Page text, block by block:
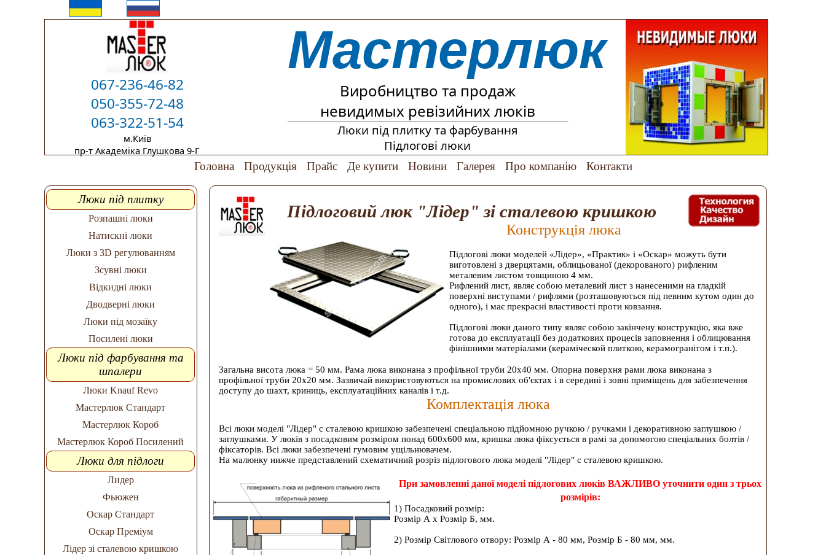
067-236-46-82
050-355-72-48
063-322-51-54
м.Київ
пр-т Академіка Глушкова 9-Г
Мастерлюк
Виробництво та продаж
невидимых ревізийних люків
Люки під плитку та фарбування
Підлогові люки
Головна Продукція Прайс Де купити Новини Галерея Про компанію Контакти
Люки під плитку
Розпашні люки
Натискні люки
Люки з 3D регулюванням
Зсувні люки
Відкидні люки
Дводверні люки
Люки під мозаїку
Посилені люки
Люки під фарбування та
шпалери
Люки Knauf Revo
Мастерлюк Стандарт
Мастерлюк Короб
Мастерлюк Короб Посилений
Люки для підлоги
Лидер
Фьюжен
Оскар Стандарт
Оскар Преміум
Лідер зі сталевою кришкою
Підлоговий люк "Лідер" зі сталевою кришкою
Конструкція люка
Підлогові люки моделей «Лідер», «Практик» і «Оскар» можуть бути
виготовлені з дверцятами, облицьованої (декорованого) рифленим
металевим листом товщиною 4 мм.
Рифлений лист, являє собою металевий лист з нанесеними на гладкій
поверхні виступами / рифлями (розташовуються під певним кутом один до
одного), і має прекрасні властивості проти ковзання.
Підлогові люки даного типу являє собою закінчену конструкцію, яка вже
готова до експлуатації без додаткових процесів заповнення і облицювання
фінішними матеріалами (кераміческой плиткою, керамогранітом і т.п.).
Загальна висота люка = 50 мм. Рама люка виконана з профільної труби 20х40 мм. Опорна поверхня рами люка виконана з
профільної труби 20х20 мм. Зазвичай використовуються на промислових об'єктах і в середині і зовні приміщень для забезпечення
доступу до шахт, криниць, експлуатаційних каналів і т.д.
Комплектація люка
Всі люки моделі "Лідер" c сталевою кришкою забезпечені спеціальною підйомною ручкою / ручками і декоративною заглушкою /
заглушками. У люків з посадковим розміром понад 600х600 мм, кришка люка фіксується в рамі за допомогою спеціальних болтів /
фіксаторів. Всі люки забезпечені гумовим ущільнювачем.
На малюнку нижче представлений схематичний розріз підлогового люка моделі "Лідер" c сталевою кришкою.
При замовленні даної моделі підлогових люків ВАЖЛИВО уточнити один з трьох
розмірів:
1) Посадковий розмір:
Розмір А х Розмір Б, мм.
2) Розмір Світлового отвору: Розмір А - 80 мм, Розмір Б - 80 мм, мм.